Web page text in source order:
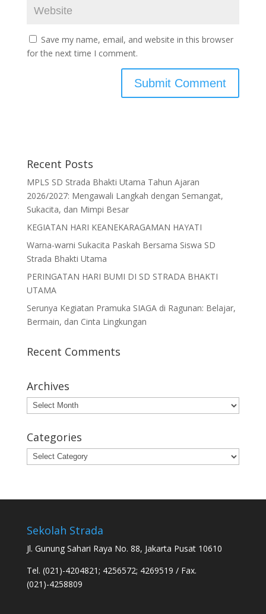
Save my name, email, and website in this browser
for the next time I comment.
Recent Posts
MPLS SD Strada Bhakti Utama Tahun Ajaran
2026/2027: Mengawali Langkah dengan Semangat,
Sukacita, dan Mimpi Besar
KEGIATAN HARI KEANEKARAGAMAN HAYATI
Warna-warni Sukacita Paskah Bersama Siswa SD
Strada Bhakti Utama
PERINGATAN HARI BUMI DI SD STRADA BHAKTI
UTAMA
Serunya Kegiatan Pramuka SIAGA di Ragunan: Belajar,
Bermain, dan Cinta Lingkungan
Recent Comments
Archives
Archives
Categories
Categories
Sekolah Strada
Jl. Gunung Sahari Raya No. 88, Jakarta Pusat 10610
Tel. (021)-4204821; 4256572; 4269519 / Fax.
(021)-4258809